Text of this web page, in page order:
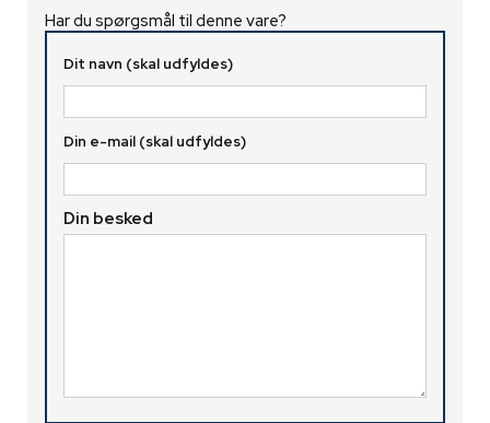
Har du spørgsmål til denne vare?
Dit navn (skal udfyldes)
Din e-mail (skal udfyldes)
Din besked